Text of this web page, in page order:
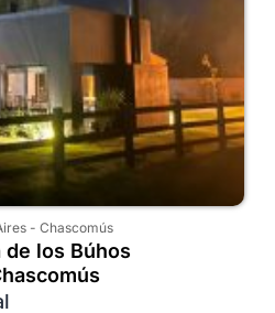
- Chascomús
de los Búhos